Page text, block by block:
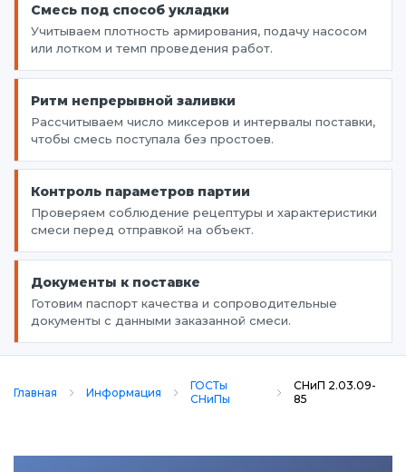
Смесь под способ укладки
Учитываем плотность армирования, подачу насосом
или лотком и темп проведения работ.
Ритм непрерывной заливки
Рассчитываем число миксеров и интервалы поставки,
чтобы смесь поступала без простоев.
Контроль параметров партии
Проверяем соблюдение рецептуры и характеристики
смеси перед отправкой на объект.
Документы к поставке
Готовим паспорт качества и сопроводительные
документы с данными заказанной смеси.
Главная Информация
ГОСТы
СНиПы
СНиП 2.03.09-
85